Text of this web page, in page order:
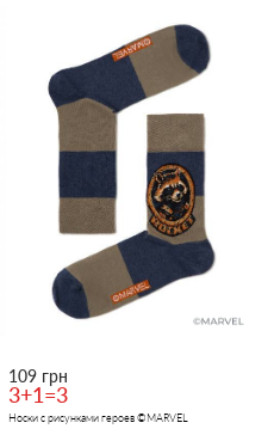
109 грн
3+1=3
Носки с рисунками героев ©MARVEL